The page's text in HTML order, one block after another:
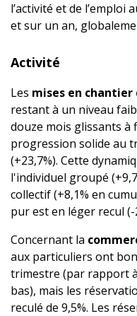
l’activité et de l’emploi
et sur un an,
Activité
Les mises en
restant à un niveau
douze mois glissants à
progression solide au
(+23,7%). Cette
l'individuel groupé
collectif (+8,1% en
pur est en léger recul
Concernant la
aux particuliers ont
trimestre (par rapport
bas), mais les
reculé de 9,5%. Les